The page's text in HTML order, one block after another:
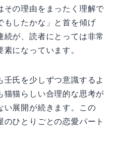
その理由をまったく理解で
もしたかな」と首を傾げ
続が、読者にとっては非常
になっています。
氏を少しずつ意識するよ
猫猫らしい合理的な思考が
い展開が続きます。この
のひとりごとの恋愛パート